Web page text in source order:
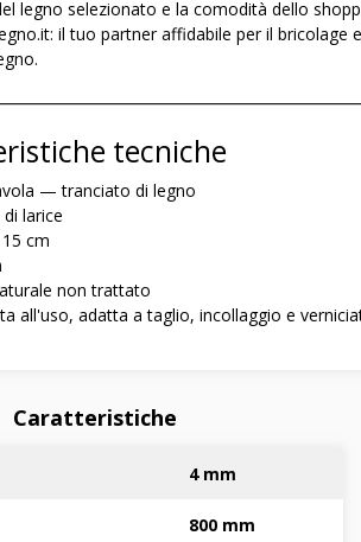
legno selezionato e la comodità dello
il tuo partner affidabile per il bricolage
tecniche
— tranciato di legno
larice
cm
non trattato
all'uso, adatta a taglio, incollaggio e
Caratteristiche
4 mm
800 mm